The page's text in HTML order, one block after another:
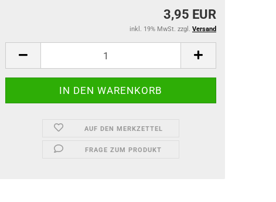
3,95 EUR
inkl. 19% MwSt. zzgl. Versand
AUF DEN MERKZETTEL
FRAGE ZUM PRODUKT